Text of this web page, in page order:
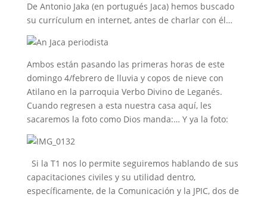
De Antonio Jaka (en portugués Jaca) hemos buscado
su currículum en internet, antes de charlar con él…
Ambos están pasando las primeras horas de este
domingo 4/febrero de lluvia y copos de nieve con
Atilano en la parroquia Verbo Divino de Leganés.
Cuando regresen a esta nuestra casa aquí, les
sacaremos la foto como Dios manda:… Y ya la foto:
Si la T1 nos lo permite seguiremos hablando de sus
capacitaciones civiles y su utilidad dentro,
específicamente, de la Comunicación y la JPIC, dos de